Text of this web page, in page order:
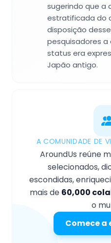
sugerindo que a
estratificada do
disposição
pesquisadores
status era
Japão antigo.
A COMUNIDADE DE
AroundUs reúne
selecionados,
escondidas,
mais de 60,000
o
Comece a